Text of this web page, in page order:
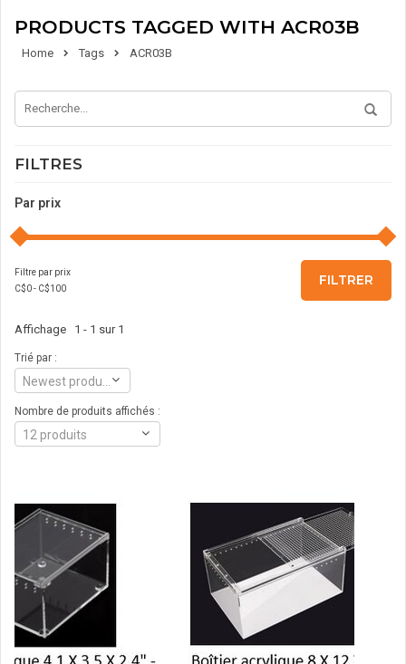
PRODUCTS TAGGED WITH ACR03B
Home Tags ACR03B
FILTRES
Par prix
Filtre par prix
C$0- C$100
FILTRER
Affichage 1 - 1 sur 1
Trié par :
Nombre de produits affichés :
12 produits